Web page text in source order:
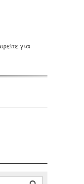
για